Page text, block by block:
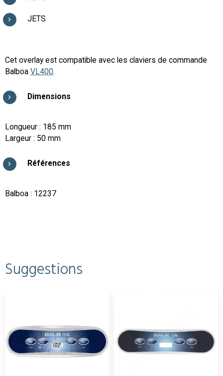
JETS
Cet overlay est compatible avec les claviers de commande
Balboa VL400.
Dimensions
Longueur : 185 mm
Largeur : 50 mm
Références
Balboa : 12237
Suggestions